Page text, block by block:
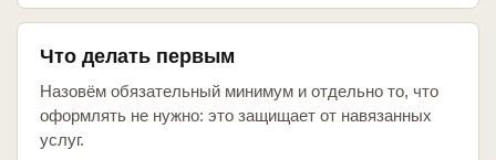
Что делать первым
Назовём обязательный минимум и отдельно то, что
оформлять не нужно: это защищает от навязанных
услуг.